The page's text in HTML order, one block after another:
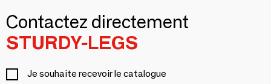
Contactez directement
STURDY-LEGS
Je souhaite recevoir le catalogue